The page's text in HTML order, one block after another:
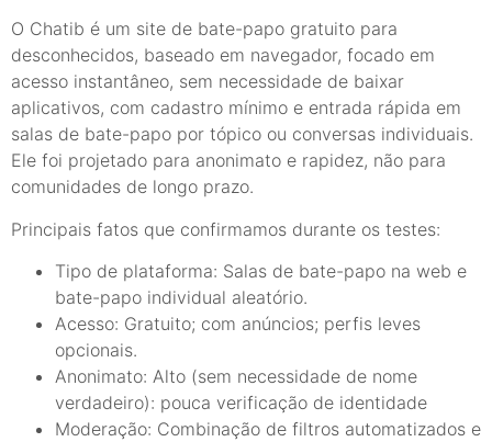
O Chatib é um site de bate-papo gratuito para
desconhecidos, baseado em navegador, focado em
acesso instantâneo, sem necessidade de baixar
aplicativos, com cadastro mínimo e entrada rápida em
salas de bate-papo por tópico ou conversas individuais.
Ele foi projetado para anonimato e rapidez, não para
comunidades de longo prazo.
Principais fatos que confirmamos durante os testes:
Tipo de plataforma: Salas de bate-papo na web e
bate-papo individual aleatório.
Acesso: Gratuito; com anúncios; perfis leves
opcionais.
Anonimato: Alto (sem necessidade de nome
verdadeiro): pouca verificação de identidade
Moderação: Combinação de filtros automatizados e